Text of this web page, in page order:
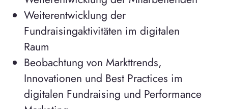
Weiterentwicklung der
Fundraisingaktivitäten im digitalen
Raum
Beobachtung von Markttrends,
Innovationen und Best Practices im
digitalen Fundraising und Performance